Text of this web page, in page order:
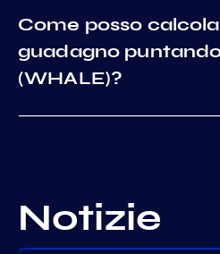
Come posso
guadagno
(WHALE)?
Notizie